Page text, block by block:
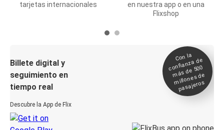
tarjetas internacionales
en nuestra app o en una
Flixshop
Billete digital y
seguimiento en
tiempo real
Descubre la App de Flix
Con la
confianza de
más de 500
millones de
pasajeros